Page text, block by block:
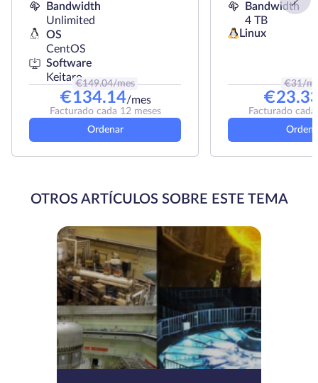
Bandwidth
Unlimited
OS
CentOS
Software
Keitaro
€149.04/mes
€134.14/mes
Facturado cada 12 meses
Ordenar
Bandwidth
4 TB
Linux
€31/
€
Facturado
OTROS ARTÍCULOS SOBRE ESTE TEMA